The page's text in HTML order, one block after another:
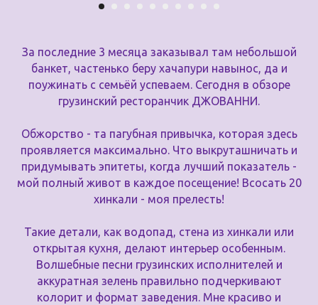
За последние 3 месяца заказывал там небольшой
банкет, частенько беру хачапури навынос, да и
поужинать с семьёй успеваем. Сегодня в обзоре
грузинский ресторанчик ДЖОВАННИ.
Обжорство - та пагубная привычка, которая здесь
проявляется максимально. Что выкруташничать и
придумывать эпитеты, когда лучший показатель -
мой полный живот в каждое посещение! Всосать 20
хинкали - моя прелесть!
Такие детали, как водопад, стена из хинкали или
открытая кухня, делают интерьер особенным.
Волшебные песни грузинских исполнителей и
аккуратная зелень правильно подчеркивают
колорит и формат заведения. Мне красиво и